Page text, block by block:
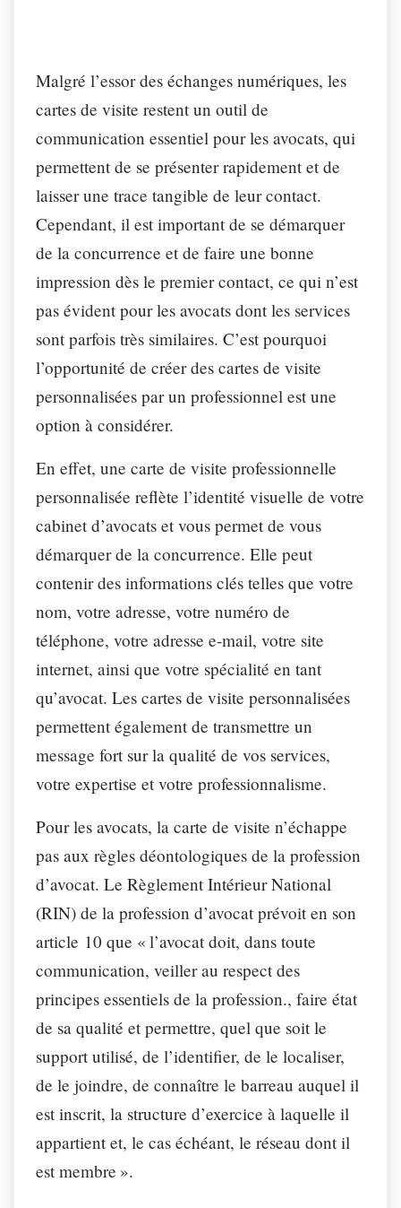
Malgré l’essor des échanges numériques, les
cartes de visite restent un outil de
communication essentiel pour les avocats, qui
permettent de se présenter rapidement et de
laisser une trace tangible de leur contact.
Cependant, il est important de se démarquer
de la concurrence et de faire une bonne
impression dès le premier contact, ce qui n’est
pas évident pour les avocats dont les services
sont parfois très similaires. C’est pourquoi
l’opportunité de créer des cartes de visite
personnalisées par un professionnel est une
option à considérer.
En effet, une carte de visite professionnelle
personnalisée reflète l’identité visuelle de votre
cabinet d’avocats et vous permet de vous
démarquer de la concurrence. Elle peut
contenir des informations clés telles que votre
nom, votre adresse, votre numéro de
téléphone, votre adresse e-mail, votre site
internet, ainsi que votre spécialité en tant
qu’avocat. Les cartes de visite personnalisées
permettent également de transmettre un
message fort sur la qualité de vos services,
votre expertise et votre professionnalisme.
Pour les avocats, la carte de visite n’échappe
pas aux règles déontologiques de la profession
d’avocat. Le Règlement Intérieur National
(RIN) de la profession d’avocat prévoit en son
article 10 que « l’avocat doit, dans toute
communication, veiller au respect des
principes essentiels de la profession., faire état
de sa qualité et permettre, quel que soit le
support utilisé, de l’identifier, de le localiser,
de le joindre, de connaître le barreau auquel il
est inscrit, la structure d’exercice à laquelle il
appartient et, le cas échéant, le réseau dont il
est membre ».